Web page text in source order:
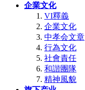
企業文化
VI釋義
企業文化
中孝会文章
行為文化
社會責任
和諧團隊
精神風貌